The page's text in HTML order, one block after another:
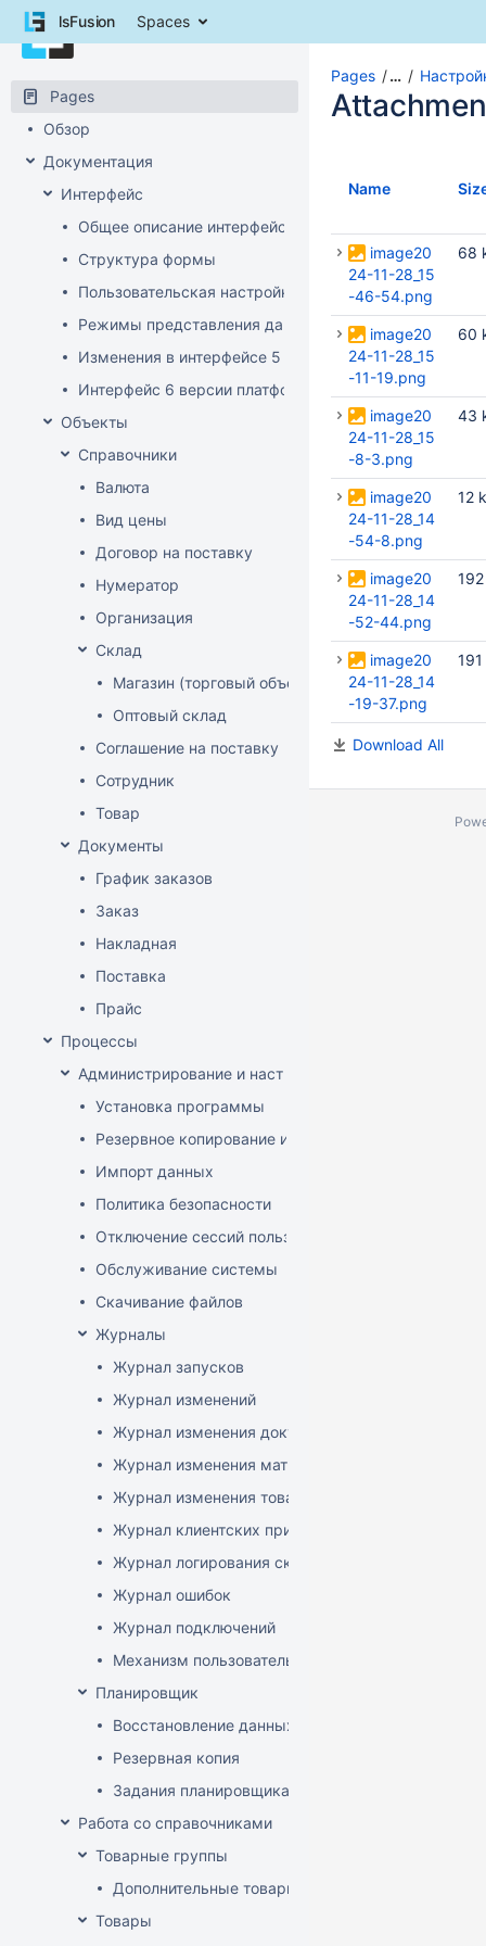
Skip
content
lsFusion Spaces
lsFusion ERP
Pages
Обзор
Документация
Интерфейс
Общее описание интерфейса клиента
Структура формы
Пользовательская настройка интерфейса
Режимы представления данных
Изменения в интерфейсе 5 версии платформы
Интерфейс 6 версии платформы
Объекты
Справочники
Валюта
Вид цены
Договор на поставку
Нумератор
Организация
Склад
Магазин (торговый объект)
Оптовый склад
Соглашение на поставку
Сотрудник
Товар
Документы
График заказов
Заказ
Накладная
Поставка
Прайс
Процессы
Администрирование и настройка
Установка программы
Резервное копирование и восстановление базы
Импорт данных
Политика безопасности
Отключение сессий пользователя
Обслуживание системы
Скачивание файлов
Журналы
Журнал запусков
Журнал изменений
Журнал изменения документов
Журнал изменения матриц
Журнал изменения товаров
Журнал клиентских приложений
Журнал логирования сканирований штрихкодов
Журнал ошибок
Журнал подключений
Механизм пользовательского логирования
Планировщик
Восстановление данных
Резервная копия
Задания планировщика
Работа со справочниками
Товарные группы
Дополнительные товарные группы
Товары
Pages …
Name
image20
24-11-28_15
-46-54.png
68
image20
24-11-28_15
-11-19.png
60
image20
24-11-28_15
-8-3.png
43
image20
24-11-28_14
-54-8.png
12
image20
24-11-28_14
-52-44.png
image20
24-11-28_14
-19-37.png
Download All